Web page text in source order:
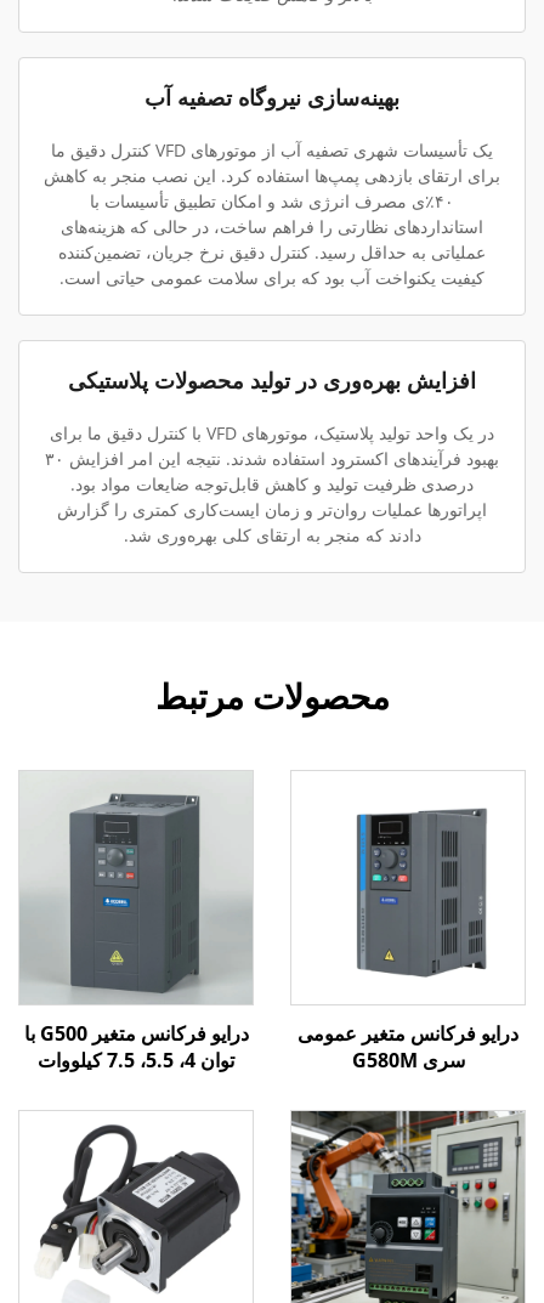
بهینه‌سازی نیروگاه تصفیه آب
یک تأسیسات شهری تصفیه آب از موتورهای VFD کنترل دقیق ما
برای ارتقای بازدهی پمپ‌ها استفاده کرد. این نصب منجر به کاهش
۴۰٪ی مصرف انرژی شد و امکان تطبیق تأسیسات با
استانداردهای نظارتی را فراهم ساخت، در حالی که هزینه‌های
عملیاتی به حداقل رسید. کنترل دقیق نرخ جریان، تضمین‌کننده
کیفیت یکنواخت آب بود که برای سلامت عمومی حیاتی است.
افزایش بهره‌وری در تولید محصولات پلاستیکی
در یک واحد تولید پلاستیک، موتورهای VFD با کنترل دقیق ما برای
بهبود فرآیندهای اکسترود استفاده شدند. نتیجه این امر افزایش ۳۰
درصدی ظرفیت تولید و کاهش قابل‌توجه ضایعات مواد بود.
اپراتورها عملیات روان‌تر و زمان ایست‌کاری کمتری را گزارش
دادند که منجر به ارتقای کلی بهره‌وری شد.
محصولات مرتبط
درایو فرکانس متغیر عمومی
سری G580M
درایو فرکانس متغیر G500 با
توان 4، 5.5، 7.5 کیلووات